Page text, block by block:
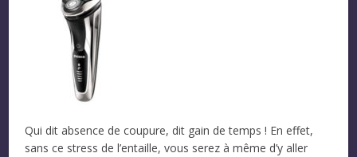
Qui dit absence de coupure, dit gain de temps ! En effet,
sans ce stress de l’entaille, vous serez à même d’y aller